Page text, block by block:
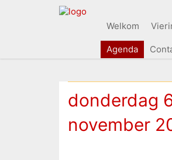
Welkom
Agenda
donderdag
november